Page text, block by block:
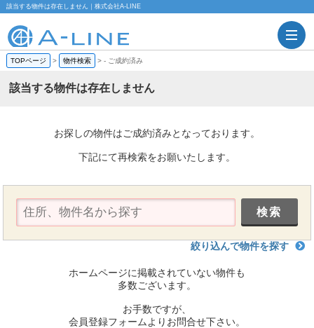
該当する物件は存在しません｜株式会社A-LINE
TOPページ > 物件検索 >- ご成約済み
該当する物件は存在しません
お探しの物件はご成約済みとなっております。
下記にて再検索をお願いたします。
絞り込んで物件を探す
ホームページに掲載されていない物件も
多数ございます。
お手数ですが、
会員登録フォームよりお問合せ下さい。